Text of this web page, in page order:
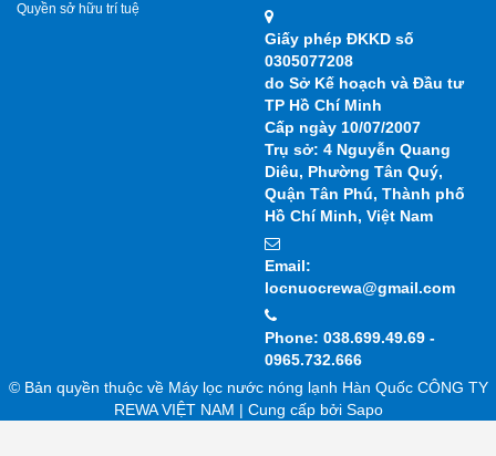
Quyền sở hữu trí tuệ
Giấy phép ĐKKD số
0305077208
do Sở Kế hoạch và Đầu tư
TP Hồ Chí Minh
Cấp ngày 10/07/2007
Trụ sở: 4 Nguyễn Quang
Diêu, Phường Tân Quý,
Quận Tân Phú, Thành phố
Hồ Chí Minh, Việt Nam
Email:
locnuocrewa@gmail.com
Phone: 038.699.49.69 -
0965.732.666
© Bản quyền thuộc về Máy lọc nước nóng lạnh Hàn Quốc CÔNG TY
REWA VIỆT NAM | Cung cấp bởi Sapo